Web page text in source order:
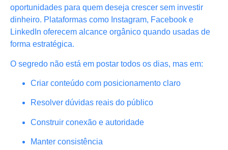
oportunidades para quem deseja crescer sem investir
dinheiro. Plataformas como Instagram, Facebook e
LinkedIn oferecem alcance orgânico quando usadas de
forma estratégica.
O segredo não está em postar todos os dias, mas em:
Criar conteúdo com posicionamento claro
Resolver dúvidas reais do público
Construir conexão e autoridade
Manter consistência